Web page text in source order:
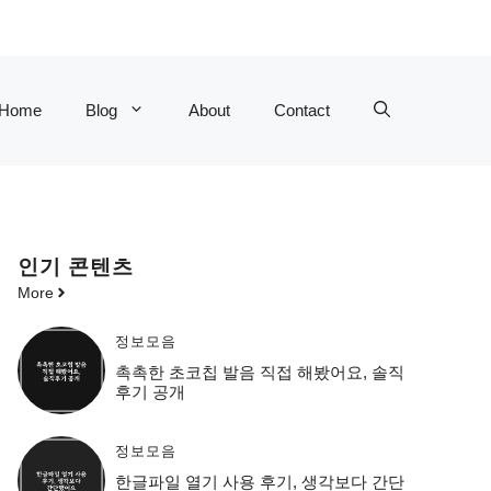
Blog About Contact
인기 콘텐츠
More
정보모음
촉촉한 초코칩 발음 직접 해봤어요, 솔직
후기 공개
정보모음
한글파일 열기 사용 후기, 생각보다 간단